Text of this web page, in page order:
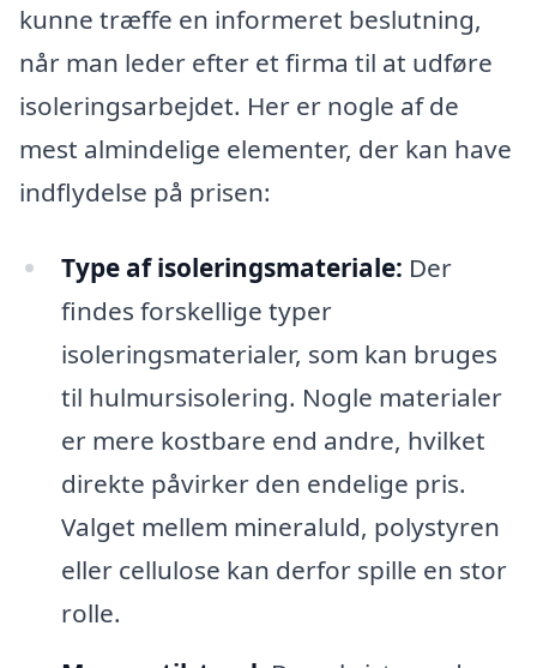
kunne træffe en informeret beslutning,
når man leder efter et firma til at udføre
isoleringsarbejdet. Her er nogle af de
mest almindelige elementer, der kan have
indflydelse på prisen:
Type af isoleringsmateriale: Der
findes forskellige typer
isoleringsmaterialer, som kan bruges
til hulmursisolering. Nogle materialer
er mere kostbare end andre, hvilket
direkte påvirker den endelige pris.
Valget mellem mineraluld, polystyren
eller cellulose kan derfor spille en stor
rolle.